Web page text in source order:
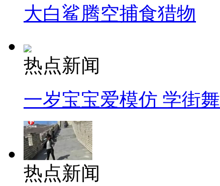
大白鲨腾空捕食猎物
热点新闻
一岁宝宝爱模仿 学街
热点新闻